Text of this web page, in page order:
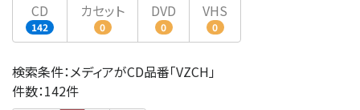
CD
142
カセット
0
DVD
0
VHS
0
検索条件：メディアがCD品番「VZCH」
件数：142件